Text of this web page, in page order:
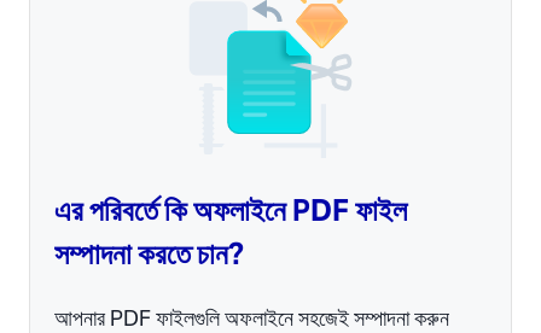
এর পরিবর্তে কি অফলাইনে PDF ফাইল
সম্পাদনা করতে চান?
আপনার PDF ফাইলগুলি অফলাইনে সহজেই সম্পাদনা করুন